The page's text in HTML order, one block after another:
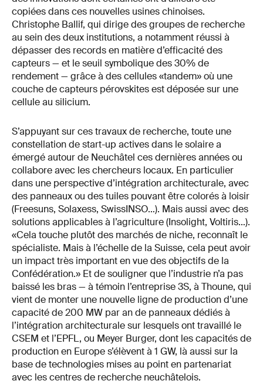
copiées dans ces nouvelles usines chinoises.
Christophe Ballif, qui dirige des groupes de recherche
au sein des deux institutions, a notamment réussi à
dépasser des records en matière d’efficacité des
capteurs — et le seuil symbolique des 30% de
rendement — grâce à des cellules «tandem» où une
couche de capteurs pérovskites est déposée sur une
cellule au silicium.
S’appuyant sur ces travaux de recherche, toute une
constellation de start-up actives dans le solaire a
émergé autour de Neuchâtel ces dernières années ou
collabore avec les chercheurs locaux. En particulier
dans une perspective d’intégration architecturale, avec
des panneaux ou des tuiles pouvant être colorés à loisir
(Freesuns, Solaxess, SwissINSO…). Mais aussi avec des
solutions applicables à l’agriculture (Insolight, Voltiris…).
«Cela touche plutôt des marchés de niche, reconnaît le
spécialiste. Mais à l’échelle de la Suisse, cela peut avoir
un impact très important en vue des objectifs de la
Confédération.» Et de souligner que l’industrie n’a pas
baissé les bras — à témoin l’entreprise 3S, à Thoune, qui
vient de monter une nouvelle ligne de production d’une
capacité de 200 MW par an de panneaux dédiés à
l’intégration architecturale sur lesquels ont travaillé le
CSEM et l’EPFL, ou Meyer Burger, dont les capacités de
production en Europe s’élèvent à 1 GW, là aussi sur la
base de technologies mises au point en partenariat
avec les centres de recherche neuchâtelois.